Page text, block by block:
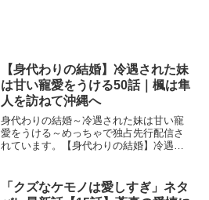
【身代わりの結婚】冷遇された妹
は甘い寵愛をうける50話｜楓は隼
人を訪ねて沖縄へ
身代わりの結婚～冷遇された妹は甘い寵
愛をうける～めっちゃで独占先行配信さ
れています。【身代わりの結婚】冷遇さ
「クズなケモノは愛しすぎ」ネタ